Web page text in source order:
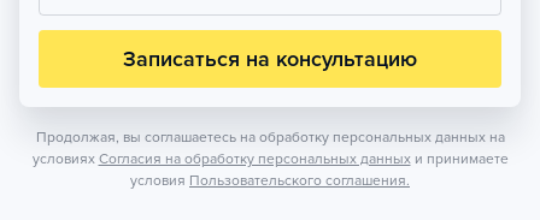
Записаться на консультацию
Продолжая, вы соглашаетесь на обработку персональных данных на
условиях Согласия на обработку персональных данных и принимаете
условия Пользовательского соглашения.